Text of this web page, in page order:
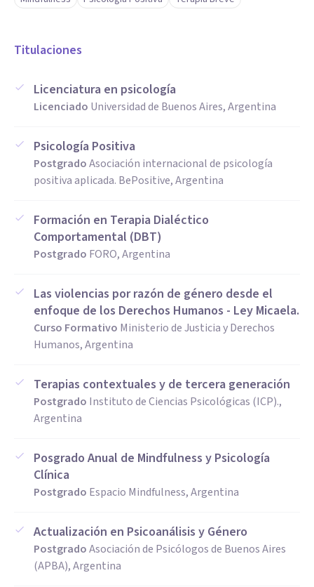
Titulaciones
Licenciatura en psicología
Licenciado Universidad de Buenos Aires, Argentina
Psicología Positiva
PostgradoAsociación internacional de psicología
positiva aplicada. BePositive, Argentina
Formación en Terapia Dialéctico
Comportamental (DBT)
Postgrado FORO, Argentina
Las violencias por razón de género desde el
enfoque de los Derechos Humanos - Ley Micaela.
Curso Formativo Ministerio de Justicia y Derechos
Humanos, Argentina
Terapias contextuales y de tercera generación
Postgrado Instituto de Ciencias Psicológicas (ICP).,
Argentina
Posgrado Anual de Mindfulness y Psicología
Clínica
Postgrado Espacio Mindfulness, Argentina
Actualización en Psicoanálisis y Género
PostgradoAsociación de Psicólogos de Buenos Aires
(APBA), Argentina